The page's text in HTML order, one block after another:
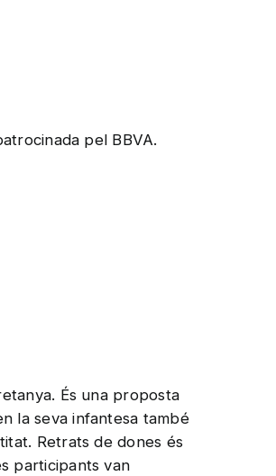
pel BBVA.
És una proposta
la seva infantesa també
Retrats de dones és
participants van